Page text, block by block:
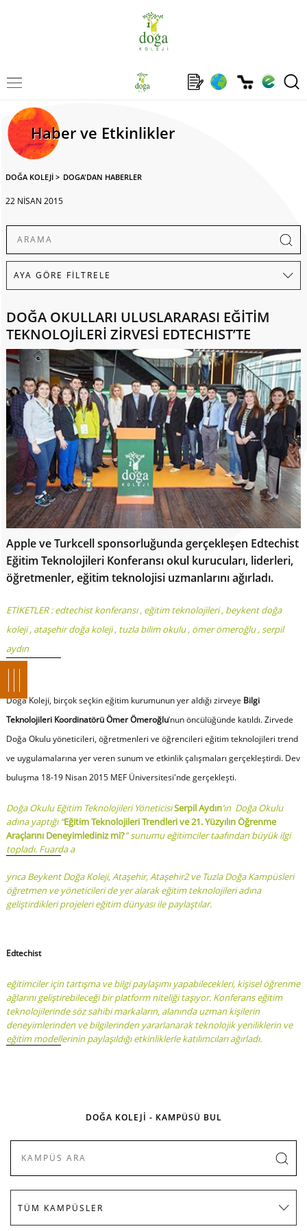
Haber ve Etkinlikler
DOĞA KOLEJİ > DOGA'DAN HABERLER
22 NİSAN 2015
DOĞA OKULLARI ULUSLARARASI EĞİTİM
TEKNOLOJİLERİ ZİRVESİ EDTECHIST’TE
Apple ve Turkcell sponsorluğunda gerçekleşen Edtechist
Eğitim Teknolojileri Konferansı okul kurucuları, liderleri,
öğretmenler, eğitim teknolojisi uzmanlarını ağırladı.
ETİKETLER :edtechist konferansı, eğitim teknolojileri, beykent doğa
koleji, ataşehir doğa koleji, tuzla bilim okulu, ömer ömeroğlu,serpil
aydın
Doğa Koleji, birçok seçkin eğitim kurumunun yer aldığı zirveye Bilgi
Teknolojileri Koordinatörü Ömer Ömeroğlu’nun öncülüğünde katıldı. Zirvede
Doğa Okulu yöneticileri, öğretmenleri ve öğrencileri eğitim teknolojileri trend
ve uygulamalarına yer veren sunum ve etkinlik çalışmaları gerçekleştirdi. Dev
buluşma 18-19 Nisan 2015 MEF Üniversitesi'nde gerçekleşti.
Doğa Okulu Eğitim Teknolojileri YöneticisiSerpil Aydın’ın Doğa Okulu
adına yaptığı “Eğitim Teknolojileri Trendleri ve 21. Yüzyılın Öğrenme
Araçlarını Deneyimlediniz mi?” sunumu eğitimciler taafından büyük ilgi
topladı. Fuarda a
yrıca Beykent Doğa Koleji, Ataşehir, Ataşehir2 ve Tuzla Doğa Kampüsleri
öğretmen ve yöneticileri de yer alarak eğitim teknolojileri adına
geliştirdikleri projeleri eğitim dünyası ile paylaştılar.
Edtechist
eğitimciler için tartışma ve bilgi paylaşımı yapabilecekleri, kişisel öğrenme
ağlarını geliştirebileceği bir platform niteliği taşıyor. Konferans eğitim
teknolojilerinde söz sahibi markaların, alanında uzman kişilerin
deneyimlerinden ve bilgilerinden yararlanarak teknolojik yeniliklerin ve
eğitim modellerinin paylaşıldığı etkinliklerle katılımcıları ağırladı.
DOĞA KOLEJİ - KAMPÜSÜ BUL